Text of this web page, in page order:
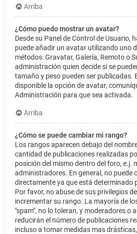
Arriba
¿Cómo puedo mostrar un avatar?
Desde su Panel de Control de Usuario,
puede añadir un avatar utilizando uno
métodos: Gravatar, Galería, Remoto o
administración quien decide si se
tamaño y peso pueden ser publicadas.
disponible la opción de avatar,
Administración para que sea activada.
Arriba
¿Cómo se puede cambiar mi rango?
Los rangos aparecen debajo del
cantidad de publicaciones realizadas
posición del mismo dentro del foro, e.j.
administradores. En general, no puede
directamente ya que está determinado
Por favor, no abuse de sus privilegios
incrementar su rango. La mayoría de
"spam", no lo toleran, y moderadores o
reducirán el número de publicaciones
incluso a tomar medidas mas